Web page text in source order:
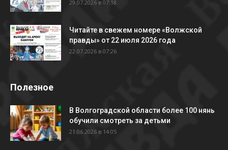
29.07.2026 в 07:18
Читайте в свежем номере «Волжской
правды» от 22 июля 2026 года
22.07.2026 в 07:26
Полезное
В Волгоградской области более 100 нянь
обучили смотреть за детьми
21.06.2026 в 14:05